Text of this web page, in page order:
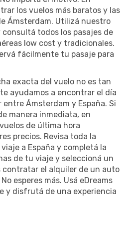
los vuelos más baratos y las
Ámsterdam. Utilizá nuestro
todos los pasajes de
low cost y tradicionales.
fácilmente tu pasaje para
exacta del vuelo no es tan
ayudamos a encontrar el día
entre Ámsterdam y España. Si
manera inmediata, en
de última hora
precios. Revisa toda la
a España y completá la
de tu viaje y seleccioná un
contratar el alquiler de un auto
esperes más. Usá eDreams
y disfrutá de una experiencia